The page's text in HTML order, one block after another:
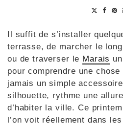
Il suffit de s’installer
terrasse, de marcher le
ou de traverser le Marais
pour comprendre une chose
jamais un simple
silhouette, rythme une
d’habiter la ville. Ce
l’on voit réellement dans